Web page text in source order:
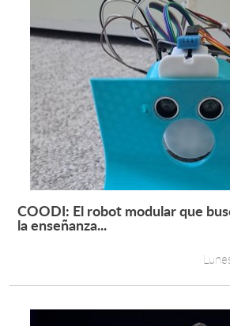
COODI: El robot modular que
la enseñanza...